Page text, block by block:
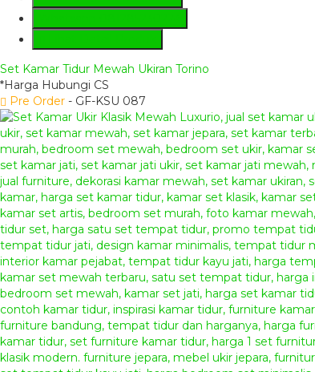
Set Kamar Tidur Mewah Ukiran Torino
*Harga Hubungi CS
Pre Order - GF-KSU 087